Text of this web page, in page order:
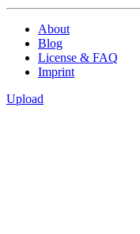
About
Blog
License & FAQ
Imprint
Upload